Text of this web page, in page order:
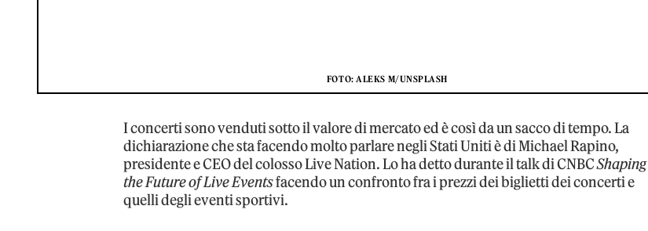
FOTO: ALEKS M/UNSPLASH
I concerti sono venduti sotto il valore di mercato ed è così da un sacco di tempo. La
dichiarazione che sta facendo molto parlare negli Stati Uniti è di Michael Rapino,
presidente e CEO del colosso Live Nation. Lo ha detto durante il talk di CNBCShaping
the Future of Live Eventsfacendo un confronto fra i prezzi dei biglietti dei concerti e
quelli degli eventi sportivi.